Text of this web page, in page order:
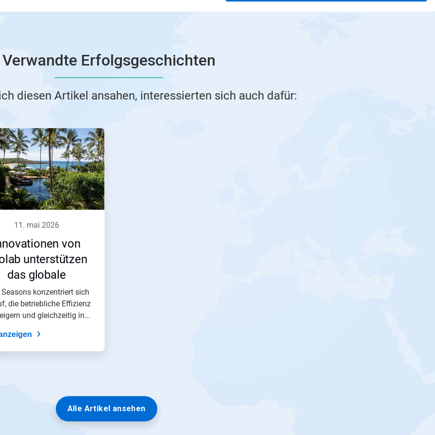
Verwandte Erfolgsgeschichten
diesen Artikel ansahen, interessierten sich auch dafür:
11. mai 2026
von
unterstützen
das globale
von Four
Seasons​​​​​​​
Seasons konzentriert sich
die betriebliche Effizienz
und gleichzeitig in...
Alle Artikel ansehen